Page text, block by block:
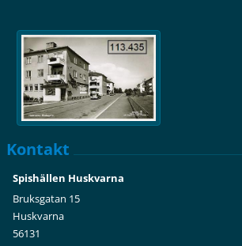
Kontakt
Spishällen Huskvarna
Bruksgatan 15
Huskvarna
56131